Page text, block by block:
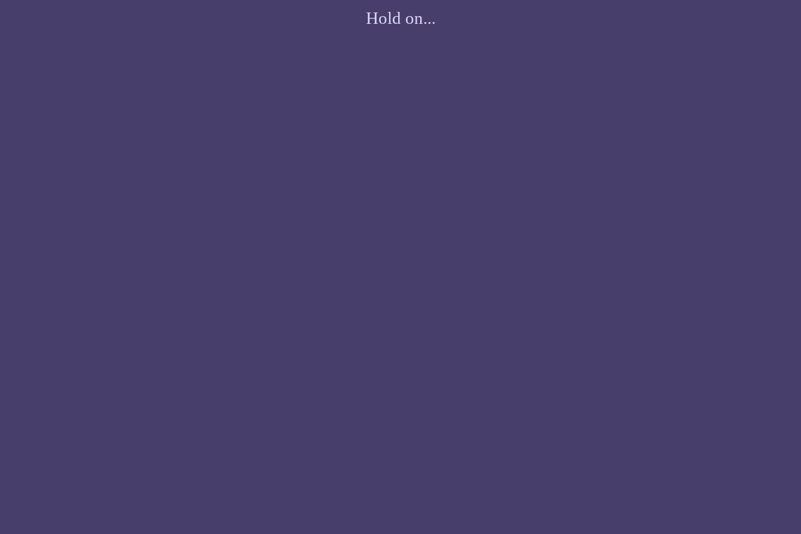
Hold on...